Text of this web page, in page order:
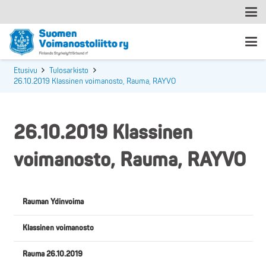
Etusivu
Tulosarkisto
26.10.2019 Klassinen voimanosto, Rauma, RAYVO
26.10.2019 Klassinen
voimanosto, Rauma, RAYVO
Rauman Ydinvoima
Klassinen voimanosto
Rauma 26.10.2019